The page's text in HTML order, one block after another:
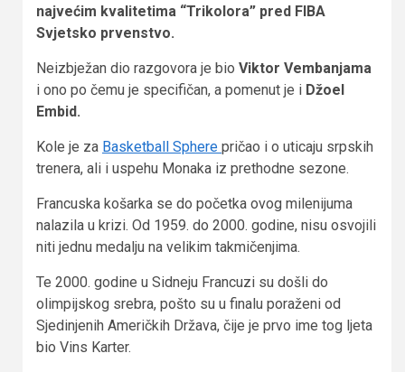
najvećim kvalitetima “Trikolora” pred FIBA
Svjetsko prvenstvo.
Neizbježan dio razgovora je bio Viktor Vembanjama
i ono po čemu je specifičan, a pomenut je i Džoel
Embid.
Kole je za Basketball Sphere pričao i o uticaju srpskih
trenera, ali i uspehu Monaka iz prethodne sezone.
Francuska košarka se do početka ovog milenijuma
nalazila u krizi. Od 1959. do 2000. godine, nisu osvojili
niti jednu medalju na velikim takmičenjima.
Te 2000. godine u Sidneju Francuzi su došli do
olimpijskog srebra, pošto su u finalu poraženi od
Sjedinjenih Američkih Država, čije je prvo ime tog ljeta
bio Vins Karter.